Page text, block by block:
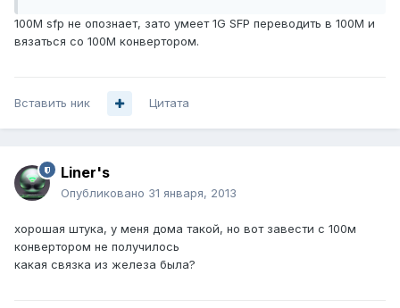
100М sfp не опознает, зато умеет 1G SFP переводить в 100М и
вязаться со 100М конвертором.
Вставить ник Цитата
Liner's
Опубликовано 31 января, 2013
хорошая штука, у меня дома такой, но вот завести с 100м
конвертором не получилось
какая связка из железа была?